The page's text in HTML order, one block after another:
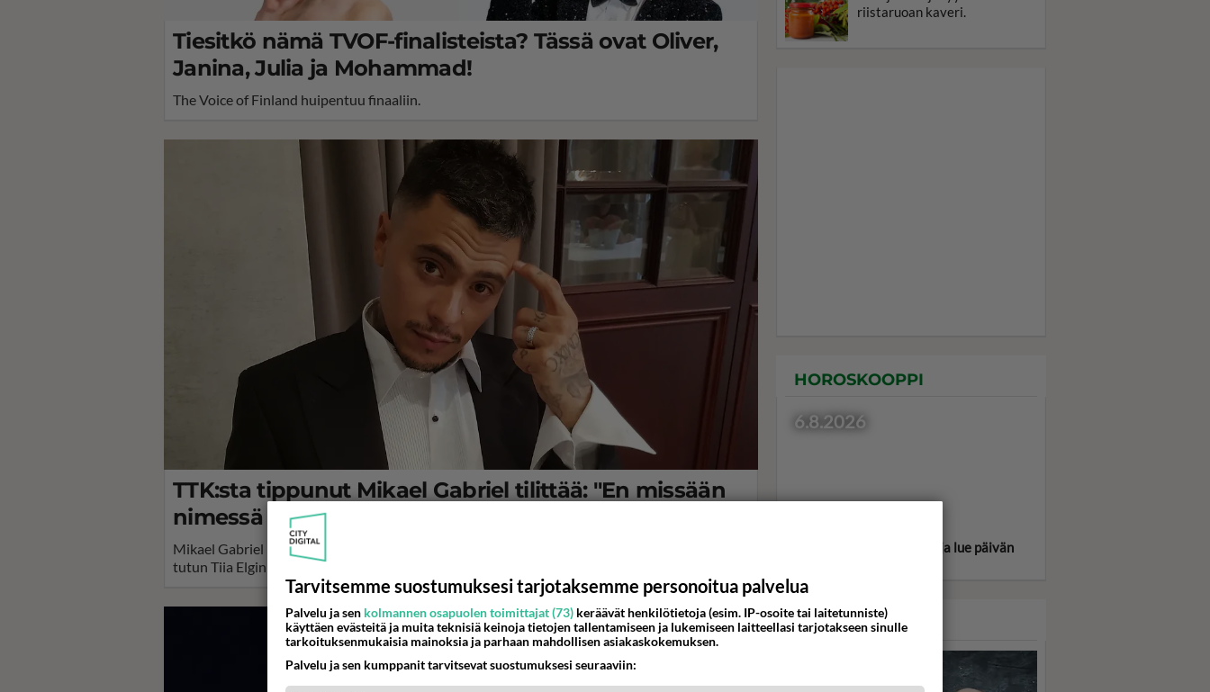
Tiesitkö nämä TVOF-finalisteista? Tässä ovat Oliver,
Janina, Julia ja Mohammad!
The Voice of Finland huipentuu finaaliin.
TTK:sta tippunut Mikael Gabriel tilittää: "En missään
nimessä tiennyt, että mihin soppaan mä..."
Mikael Gabriel kisasi Tanssii Tähtien Kanssa -kisassa yhdessä Salatut elämät -draamasarjasta
tutun Tiia Elgin kanssa.
riistaruoan kaveri.
HOROSKOOPPI
6.8.2026
Valitse oma tähtimerkkisi ja lue päivän
KASARI
Tarvitsemme suostumuksesi tarjotaksemme personoitua palvelua
Palvelu ja sen kolmannen osapuolen toimittajat (73) keräävät henkilötietoja (esim. IP-osoite tai laitetunniste)
käyttäen evästeitä ja muita teknisiä keinoja tietojen tallentamiseen ja lukemiseen laitteellasi tarjotakseen sinulle
tarkoituksenmukaisia mainoksia ja parhaan mahdollisen asiakaskokemuksen.
Palvelu ja sen kumppanit tarvitsevat suostumuksesi seuraaviin: